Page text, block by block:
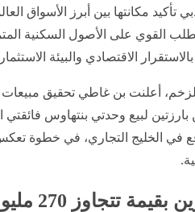
مكانتها بين أبرز الأسواق
القوي على الأصول السكنية
الاقتصادي والبيئة
بارزتين لبيع وحدتي بنتهاوس
في الخليج التجاري، في خطوة
270 مليون درهم